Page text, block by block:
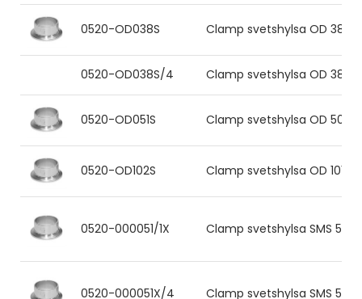
0520-OD038S Clamp svetshylsa OD
0520-OD038S/4 Clamp svetshylsa OD
0520-OD051S Clamp svetshylsa OD
0520-OD102S Clamp svetshylsa OD
0520-000051/1X Clamp svetshylsa SMS
0520-000051X/4 Clamp svetshylsa SMS